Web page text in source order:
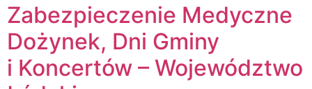
Zabezpieczenie Medyczne
Dożynek, Dni Gminy
i Koncertów – Województwo